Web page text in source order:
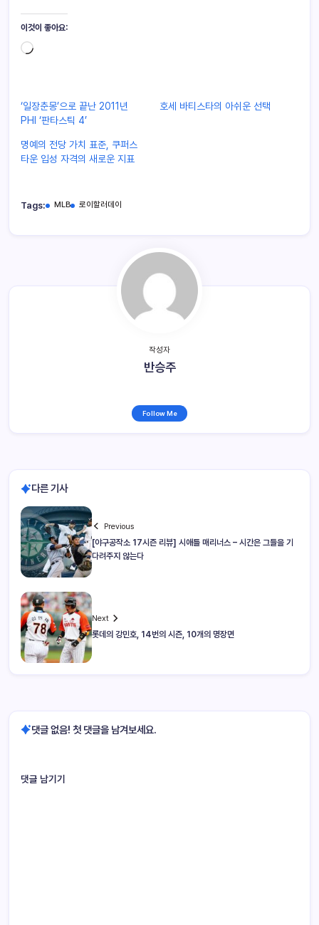
이것이 좋아요:
‘일장춘몽’으로 끝난 2011년
PHI ‘판타스틱 4’
호세 바티스타의 아쉬운 선택
명예의 전당 가치 표준, 쿠퍼스
타운 입성 자격의 새로운 지표
Tags: MLB 로이할러데이
작성자
반승주
Follow Me
다른 기사
Previous
[야구공작소 17시즌 리뷰] 시애틀 매리너스 – 시간은 그들을 기
다려주지 않는다
Next
롯데의 강민호, 14번의 시즌, 10개의 명장면
댓글 없음! 첫 댓글을 남겨보세요.
댓글 남기기